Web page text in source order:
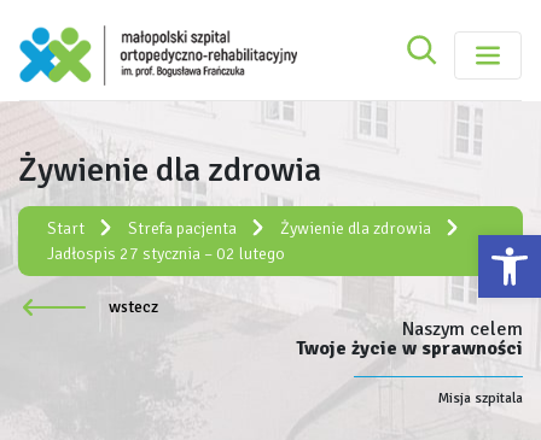
Małopolski Szpital Ortopedyczno-Szukaj
Szukaj
Żywienie dla zdrowia
Start Strefa pacjenta
Żywienie dla zdrowia
Jadłospis 27 stycznia – 02 lutego
wstecz
Naszym celem
Twoje życie w sprawności
Misja szpitala